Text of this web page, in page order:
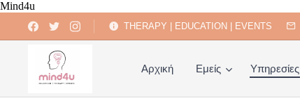
Mind4u
THERAPY | EDUCATION | EVENTS
Αρχική Εμείς Υπηρεσίες